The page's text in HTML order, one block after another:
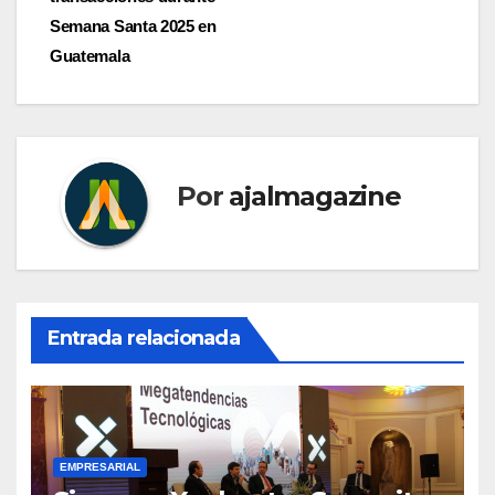
Semana Santa 2025 en
Guatemala
Por ajalmagazine
Entrada relacionada
EMPRESARIAL